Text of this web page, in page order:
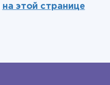
на этой странице